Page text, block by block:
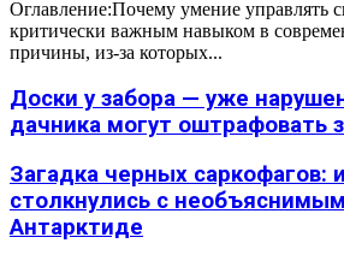
Оглавление:Почему умение управлять
критически важным навыком в
причины, из-за которых...
Доски у забора — уже
дачника могут оштрафовать
Загадка черных саркофагов:
столкнулись с
Антарктиде